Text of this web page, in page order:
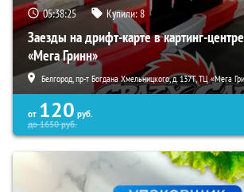
05:38:24 Купили:8
Заезды на дрифт-карте в картинг-
«Мега Гринн»
Белгород, пр-т Богдана Хмельницкого, д. 137Т, ТЦ «Мега
от 120 руб.
до1650руб.